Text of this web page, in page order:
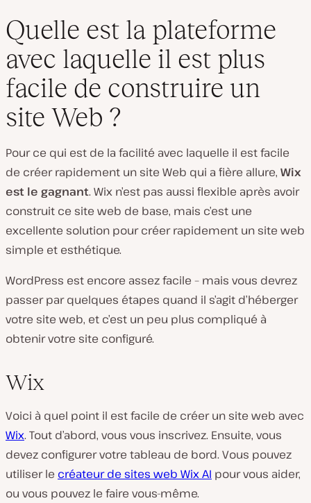
Quelle est la plateforme
avec laquelle il est plus
facile de construire un
site Web ?
Pour ce qui est de la facilité avec laquelle il est facile
de créer rapidement un site Web qui a fière allure, Wix
est le gagnant. Wix n’est pas aussi flexible après avoir
construit ce site web de base, mais c’est une
excellente solution pour créer rapidement un site web
simple et esthétique.
WordPress est encore assez facile – mais vous devrez
passer par quelques étapes quand il s’agit d’héberger
votre site web, et c’est un peu plus compliqué à
obtenir votre site configuré.
Wix
Voici à quel point il est facile de créer un site web avec
Wix. Tout d’abord, vous vous inscrivez. Ensuite, vous
devez configurer votre tableau de bord. Vous pouvez
utiliser le créateur de sites web Wix AI pour vous aider,
ou vous pouvez le faire vous-même.